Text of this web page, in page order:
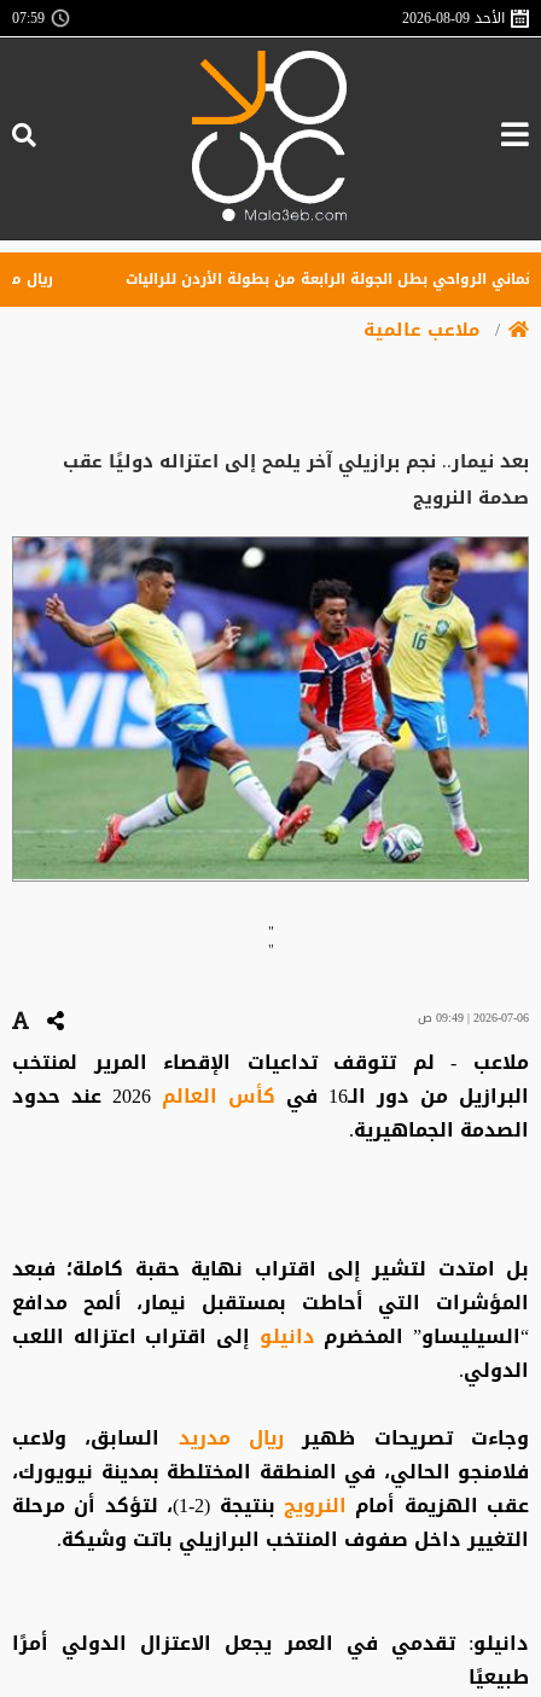
الأحد2026-08-09
07:59
الرواحي بطل الجولة الرابعة من بطولة الأردن للراليات ريال
ملاعب عالمية
بعد نيمار.. نجم برازيلي آخر يلمح إلى اعتزاله دوليًا عقب
صدمة النرويج
"
"
2026-07-06 | 09:49 ص
ملاعب - لم تتوقف تداعيات الإقصاء المرير لمنتخب
البرازيل من دور الـ16 في
كأس العالم
2026 عند حدود
الصدمة الجماهيرية.
بل امتدت لتشير إلى اقتراب نهاية حقبة كاملة؛ فبعد
المؤشرات التي أحاطت بمستقبل نيمار، ألمح مدافع
“السيليساو” المخضرم دانيلو إلى اقتراب اعتزاله اللعب
الدولي.
وجاءت تصريحات ظهيرريال مدريد السابق، ولاعب
فلامنجو الحالي، في المنطقة المختلطة بمدينة نيويورك،
عقب الهزيمة أمام النرويج
بنتيجة (2-1)، لتؤكد أن مرحلة
التغيير داخل صفوف المنتخب البرازيلي باتت وشيكة.
دانيلو: تقدمي في العمر يجعل الاعتزال الدولي أمرًا
طبيعيًا